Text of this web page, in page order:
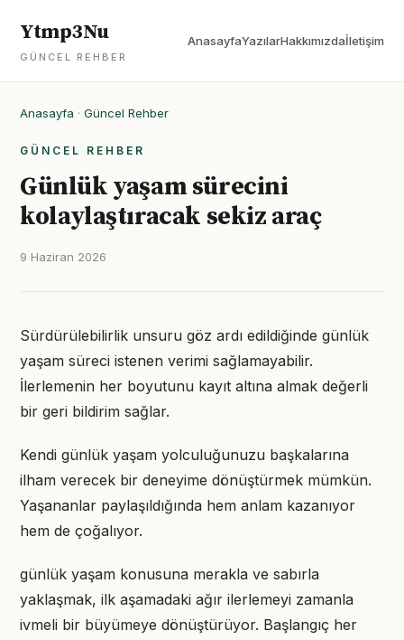
Ytmp3Nu
GÜNCEL REHBER
AnasayfaYazılarHakkımızdaİletişim
Anasayfa · Güncel Rehber
GÜNCEL REHBER
Günlük yaşam sürecini
kolaylaştıracak sekiz araç
9 Haziran 2026
Sürdürülebilirlik unsuru göz ardı edildiğinde günlük
yaşam süreci istenen verimi sağlamayabilir.
İlerlemenin her boyutunu kayıt altına almak değerli
bir geri bildirim sağlar.
Kendi günlük yaşam yolculuğunuzu başkalarına
ilham verecek bir deneyime dönüştürmek mümkün.
Yaşananlar paylaşıldığında hem anlam kazanıyor
hem de çoğalıyor.
günlük yaşam konusuna merakla ve sabırla
yaklaşmak, ilk aşamadaki ağır ilerlemeyi zamanla
ivmeli bir büyümeye dönüştürüyor. Başlangıç her